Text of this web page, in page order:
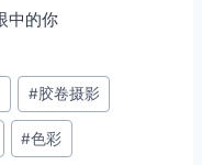
中的你
#胶卷摄影
#色彩